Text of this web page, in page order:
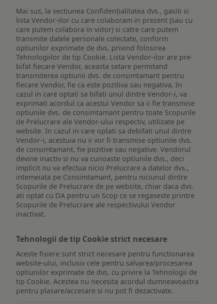
Mai sus, la sectiunea Confidențialitatea dvs., gasiti si
lista Vendor-ilor cu care colaboram in prezent (sau cu
care putem colabora in viitor) si catre care putem
transmite datele personale colectate, conform
optiunilor exprimate de dvs. privind folosirea
Tehnologiilor de tip Cookie. Lista Vendor-ilor are pre-
bifat fiecare Vendor, aceasta setare permitand
transmiterea optiunii dvs. de consimtamant pentru
fiecare Vendor, fie ca este pozitiva sau negativa. In
cazul in care optati sa bifati unul dintre Vendor-i, va
exprimati acordul ca acestui Vendor sa ii fie transmise
optiunile dvs. de consimtamant pentru toate Scopurile
de Prelucrare ale Vendor-ului respectiv, utilizate pe
website. In cazul in care optati sa debifati unul dintre
Vendor-i, acestuia nu ii vor fi transmise optiunile dvs.
de consimtamant, fie pozitive sau negative. Vendorul
devine inactiv si nu va cunoaste optiunile dvs., deci
implicit nu va efectua nicio Prelucrare a datelor dvs.,
intemeiata pe Consimtamant, pentru niciunul dintre
Scopurile de Prelucrare de pe website, chiar daca dvs.
ati optat cu DA pentru un Scop ce se regaseste printre
Scopurile de Prelucrare ale respectivului Vendor
inactivat.
Tehnologii de tip Cookie strict necesare
Aceste fisiere sunt strict necesare pentru functionarea
website-ului, inclusiv cele pentru salvarea/procesarea
optiunilor exprimate de dvs. cu privire la Tehnologii de
tip Cookie. Acestea nu necesita acordul dumneavoastra
pentru plasare/accesare si nu pot fi dezactivate.